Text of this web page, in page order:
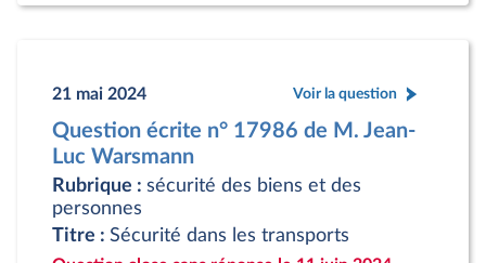
21 mai 2024 Voir la question
Question écrite n° 17986 de M. Jean-
Luc Warsmann
Rubrique : sécurité des biens et des
personnes
Titre : Sécurité dans les transports